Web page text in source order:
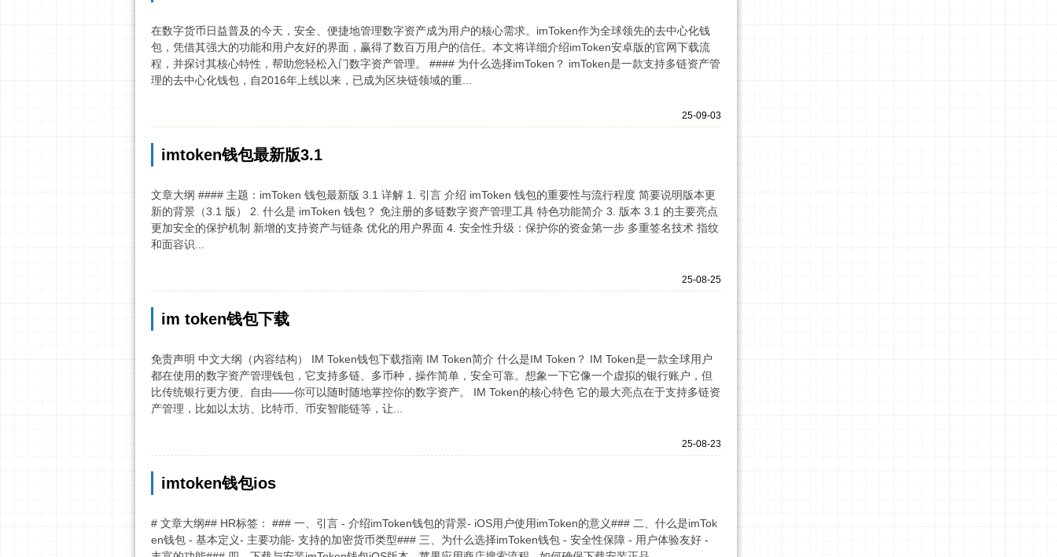
在数字货币日益普及的今天，安全、便捷地管理数字资产成为用户的核心需求。imToken作为全球领先的去中心化钱
包，凭借其强大的功能和用户友好的界面，赢得了数百万用户的信任。本文将详细介绍imToken安卓版的官网下载流
程，并探讨其核心特性，帮助您轻松入门数字资产管理。 #### 为什么选择imToken？ imToken是一款支持多链资产管
理的去中心化钱包，自2016年上线以来，已成为区块链领域的重...
25-09-03
imtoken钱包最新版3.1
文章大纲 #### 主题：imToken 钱包最新版 3.1 详解 1. 引言 介绍 imToken 钱包的重要性与流行程度 简要说明版本更
新的背景（3.1 版） 2. 什么是 imToken 钱包？ 免注册的多链数字资产管理工具 特色功能简介 3. 版本 3.1 的主要亮点
更加安全的保护机制 新增的支持资产与链条 优化的用户界面 4. 安全性升级：保护你的资金第一步 多重签名技术 指纹
和面容识...
25-08-25
im token钱包下载
免责声明 中文大纲（内容结构） IM Token钱包下载指南 IM Token简介 什么是IM Token？ IM Token是一款全球用户
都在使用的数字资产管理钱包，它支持多链、多币种，操作简单，安全可靠。想象一下它像一个虚拟的银行账户，但
比传统银行更方便、自由——你可以随时随地掌控你的数字资产。 IM Token的核心特色 它的最大亮点在于支持多链资
产管理，比如以太坊、比特币、币安智能链等，让...
25-08-23
imtoken钱包ios
# 文章大纲## HR标签： ### 一、引言 - 介绍imToken钱包的背景- iOS用户使用imToken的意义### 二、什么是imTok
en钱包 - 基本定义- 主要功能- 支持的加密货币类型### 三、为什么选择imToken钱包 - 安全性保障 - 用户体验友好 -